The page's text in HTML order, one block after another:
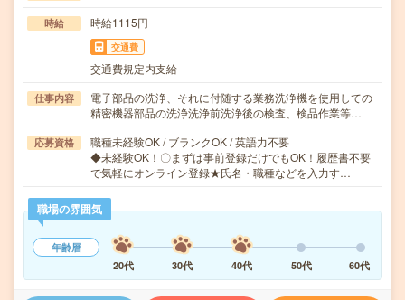
時給 時給1115円
交通費
交通費規定内支給
仕事内容
電子部品の洗浄、それに付随する業務洗浄機を使用しての
精密機器部品の洗浄洗浄前洗浄後の検査、検品作業等…
応募資格
職種未経験OK / ブランクOK / 英語力不要
◆未経験OK！〇まずは事前登録だけでもOK！履歴書不要
で気軽にオンライン登録★氏名・職種などを入力す…
職場の雰囲気
年齢層
20代
30代 40代 50代 60代